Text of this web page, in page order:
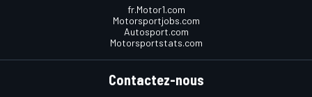
fr.Motor1.com
Motorsportjobs.com
Autosport.com
Motorsportstats.com
Contactez-nous